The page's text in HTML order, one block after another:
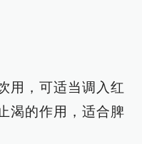
用，可适当调入红
渴的作用，适合脾